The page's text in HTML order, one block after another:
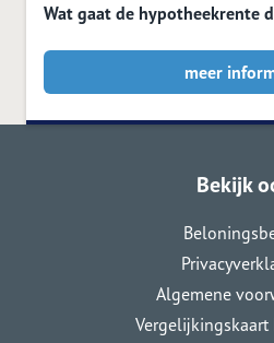
Wat gaat de hypotheekrente
meer
Bekijk
Algemene
Vergelijkingskaart